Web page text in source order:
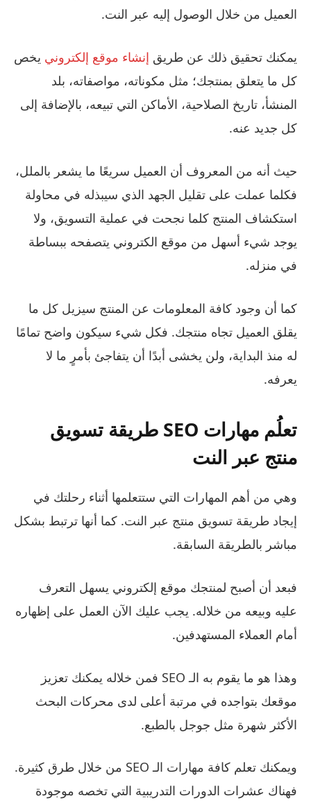
العميل من خلال الوصول إليه عبر النت.
يمكنك تحقيق ذلك عن طريق إنشاء موقع إلكتروني يخص
كل ما يتعلق بمنتجك؛ مثل مكوناته، مواصفاته، بلد
المنشأ، تاريخ الصلاحية، الأماكن التي تبيعه، بالإضافة إلى
كل جديد عنه.
حيث أنه من المعروف أن العميل سريعًا ما يشعر بالملل،
فكلما عملت على تقليل الجهد الذي سيبذله في محاولة
استكشاف المنتج كلما نجحت في عملية التسويق، ولا
يوجد شيء أسهل من موقع الكتروني يتصفحه ببساطة
في منزله.
كما أن وجود كافة المعلومات عن المنتج سيزيل كل ما
يقلق العميل تجاه منتجك. فكل شيء سيكون واضح تمامًا
له منذ البداية، ولن يخشى أبدًا أن يتفاجئ بأمرٍ ما لا
يعرفه.
تعلُم مهارات SEO طريقة تسويق
منتج عبر النت
وهي من أهم المهارات التي ستتعلمها أثناء رحلتك في
إيجاد طريقة تسويق منتج عبر النت. كما أنها ترتبط بشكل
مباشر بالطريقة السابقة.
فبعد أن أصبح لمنتجك موقع إلكتروني يسهل التعرف
عليه وبيعه من خلاله. يجب عليك الآن العمل على إظهاره
أمام العملاء المستهدفين.
وهذا هو ما يقوم به الـ SEO فمن خلاله يمكنك تعزيز
موقعك بتواجده في مرتبة أعلى لدى محركات البحث
الأكثر شهرة مثل جوجل بالطبع.
ويمكنك تعلم كافة مهارات الـ SEO من خلال طرق كثيرة.
فهناك عشرات الدورات التدريبية التي تخصه موجودة